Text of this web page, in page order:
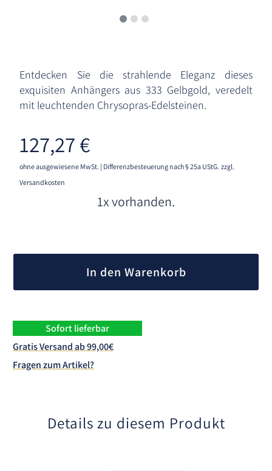
Entdecken Sie die strahlende Eleganz dieses
exquisiten Anhängers aus 333 Gelbgold, veredelt
mit leuchtenden Chrysopras-Edelsteinen.
127,27€
ohne ausgewiesene MwSt. | Differenzbesteuerung nach § 25a UStG. zzgl.
Versandkosten
1x vorhanden.
In den Warenkorb
Sofort lieferbar
Gratis Versand ab 99,00€
Fragen zum Artikel?
Details zu diesem Produkt